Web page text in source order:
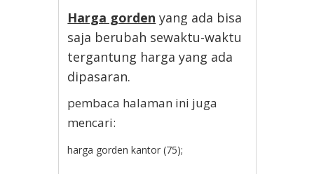
Harga gorden yang ada bisa
saja berubah sewaktu-waktu
tergantung harga yang ada
dipasaran.
pembaca halaman ini juga
mencari:
harga gorden kantor (75);